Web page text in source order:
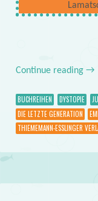
Continue reading →
BUCHREIHEN DYSTOPIE
DIE LETZTE GENERATION
THIEMEMANN-ESSLINGER